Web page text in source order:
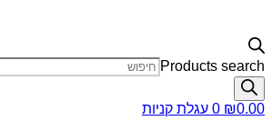
Products search
₪0.00
0 עגלת קניות